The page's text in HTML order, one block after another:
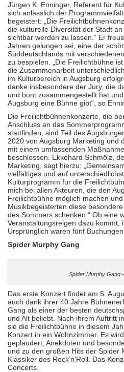
Jürgen K. Enninger, Referent für
sich anlässlich der
begeistert: „Die
die kulturelle Diversität der Stadt
sichtbar werden zu lassen.“ Er
Jahren gelungen sei, eine der
Süddeutschlands mit
zu bespielen. „Die Freilichtbühne
die Zusammenarbeit
im Kulturbereich in Augsburg
danke insbesondere der Jury, die
und bunt zusammengestellt hat
Augsburg eine Bühne gibt“, so
Die Freilichtbühnenkonzerte, die
Anschluss an das
stattfinden, sind Teil des
2020 von Augsburg Marketing und
mit einem umfassenden
beschlossen. Ekkehard Schmölz,
Marketing, sagt hierzu:
vielfältiges und auf
Kulturprogramm für die
mich bei allen Akteuren, die den
Freilichtbühne möglich machen
Musikbegeisterten diese
des Sommers schenken.“ Ob eine
Veranstaltungsreigen dazu kommt,
Ursprünglich waren fünf
Spider Murphy Gang
Spider Murphy Gang
Das erste Konzert findet am 5.
auch dank ihrer 40 Jahre
Gang als einer der besten
und Alt beliebt. Nach ihrem Auftritt
sie die Freilichtbühne in diesem
Konzert in ein Wohnzimmer. Es
geplaudert, Anekdoten und
und zu den großen Hits der Spider
Klassiker des Rock’n‘Roll. Das
Concerts.